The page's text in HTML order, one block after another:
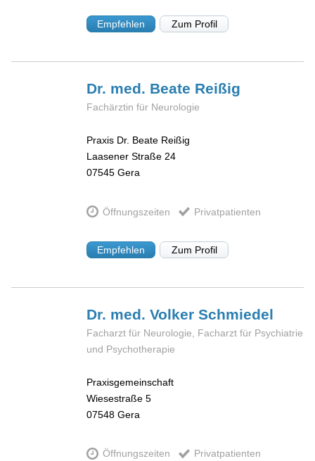
Empfehlen Zum Profil
Dr. med. Beate Reißig
Fachärztin für Neurologie
Praxis Dr. Beate Reißig
Laasener Straße 24
07545 Gera
Öffnungszeiten Privatpatienten
Empfehlen Zum Profil
Dr. med. VolkerSchmiedel
Facharzt für Neurologie, Facharzt für Psychiatrie
und Psychotherapie
Praxisgemeinschaft
Wiesestraße 5
07548 Gera
Öffnungszeiten Privatpatienten